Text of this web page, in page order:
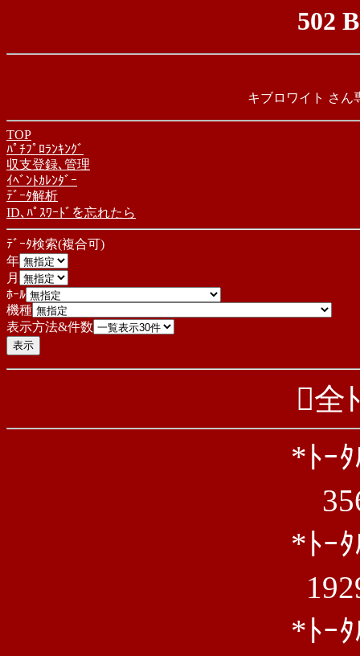
502
キブロワイト さん
TOP
ﾊﾟﾁﾌﾟﾛﾗﾝｷﾝｸﾞ
収支登録､管理
ｲﾍﾞﾝﾄｶﾚﾝﾀﾞｰ
ﾃﾞｰﾀ解析
ID､ﾊﾟｽﾜｰﾄﾞを忘れたら
ﾃﾞｰﾀ検索(複合可)
年
月
ﾎｰﾙ
機種
表示方法&件数
全
*ﾄｰ
*ﾄｰ
*ﾄｰ